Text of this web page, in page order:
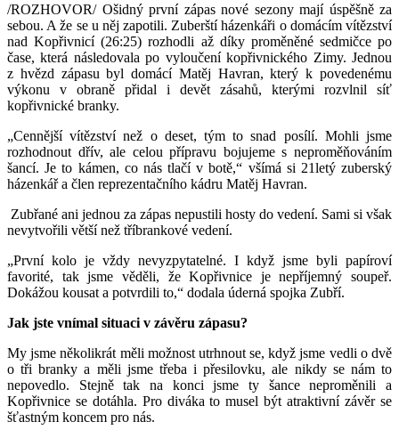
/ROZHOVOR/ Ošidný první zápas nové sezony mají úspěšně za
sebou. A že se u něj zapotili. Zuberští házenkáři o domácím vítězství
nad Kopřivnicí (26:25) rozhodli až díky proměněné sedmičce po
čase, která následovala po vyloučení kopřivnického Zimy. Jednou
z hvězd zápasu byl domácí Matěj Havran, který k povedenému
výkonu v obraně přidal i devět zásahů, kterými rozvlnil síť
kopřivnické branky.
„Cennější vítězství než o deset, tým to snad posílí. Mohli jsme
rozhodnout dřív, ale celou přípravu bojujeme s neproměňováním
šancí. Je to kámen, co nás tlačí v botě,“ všímá si 21letý zuberský
házenkář a člen reprezentačního kádru Matěj Havran.
Zubřané ani jednou za zápas nepustili hosty do vedení. Sami si však
nevytvořili větší než tříbrankové vedení.
„První kolo je vždy nevyzpytatelné. I když jsme byli papíroví
favorité, tak jsme věděli, že Kopřivnice je nepříjemný soupeř.
Dokážou kousat a potvrdili to,“ dodala úderná spojka Zubří.
Jak jste vnímal situaci v závěru zápasu?
My jsme několikrát měli možnost utrhnout se, když jsme vedli o dvě
o tři branky a měli jsme třeba i přesilovku, ale nikdy se nám to
nepovedlo. Stejně tak na konci jsme ty šance neproměnili a
Kopřivnice se dotáhla. Pro diváka to musel být atraktivní závěr se
šťastným koncem pro nás.